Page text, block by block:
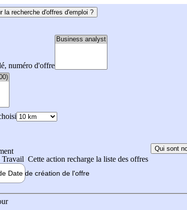
la recherche d'offres d'emploi ?
numéro d'offre
Travail Cette action recharge la liste des offres
Qui sont
Date de création de l'offre
de l'offre